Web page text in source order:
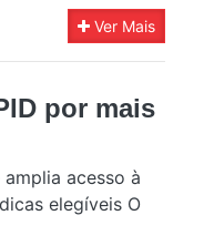
Ver Mais
por mais
acesso à
elegíveis O